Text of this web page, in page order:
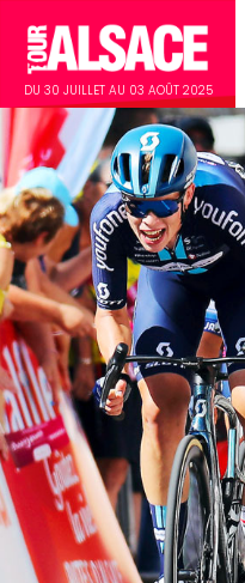
DU 30 JUILLET AU 03 AOÛT 2025